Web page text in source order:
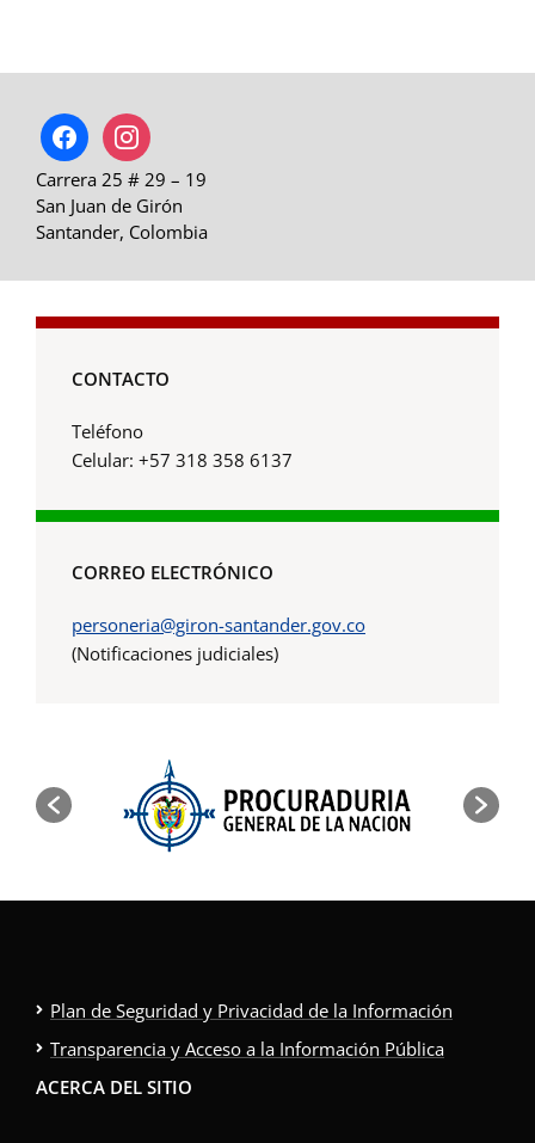
facebookinstagram
Carrera 25 # 29 – 19
San Juan de Girón
Santander, Colombia
CONTACTO
Teléfono
Celular: +57 318 358 6137
CORREO ELECTRÓNICO
personeria@giron-santander.gov.co
(Notificaciones judiciales)
Plan de Seguridad y Privacidad de la Información
Transparencia y Acceso a la Información Pública
ACERCA DEL SITIO